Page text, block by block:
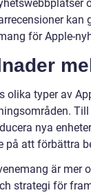
kan
för Apple-
olika typer av
nya
på att förbättra
är mer
strategi för